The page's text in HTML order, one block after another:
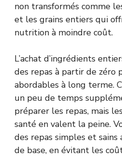
non transformés comme
et les grains entiers qui
nutrition à moindre coût.
L’achat d’ingrédients
des repas à partir de zéro
abordables à long terme.
un peu de temps
préparer les repas, mais
santé en valent la peine.
des repas simples et sains
de base, en évitant les